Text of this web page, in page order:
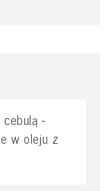
-
w oleju z